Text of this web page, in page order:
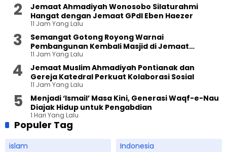
Jemaat Ahmadiyah Wonosobo Silaturahmi
Hangat dengan Jemaat GPdI Eben Haezer
11 Jam Yang Lalu
Semangat Gotong Royong Warnai
Pembangunan Kembali Masjid di Jemaat
Ahmadiyah Sukapura
11 Jam Yang Lalu
Jemaat Muslim Ahmadiyah Pontianak dan
Gereja Katedral Perkuat Kolaborasi Sosial
11 Jam Yang Lalu
Menjadi ‘Ismail’ Masa Kini, Generasi Waqf-e-Nau
Diajak Hidup untuk Pengabdian
1 Hari Yang Lalu
Populer Tag
islam
Indonesia